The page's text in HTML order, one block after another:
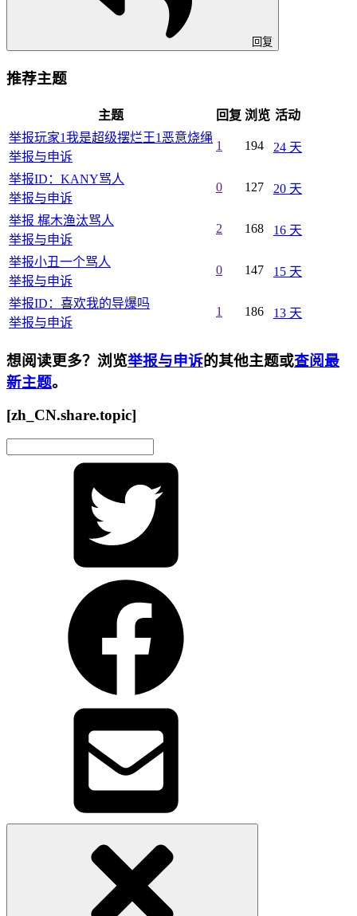
回复
推荐主题
主题 回复 浏览 活动
举报玩家1我是超级摆烂王1恶意烧绳
举报与申诉
1 194 24 天
举报ID：KANY骂人
举报与申诉
0 127 20 天
举报 梶木渔汰骂人
举报与申诉
2 168 16 天
举报小丑一个骂人
举报与申诉
0 147 15 天
举报ID：喜欢我的导爆吗
举报与申诉
1 186 13 天
想阅读更多？浏览举报与申诉的其他主题或查阅最
新主题。
[zh_CN.share.topic]